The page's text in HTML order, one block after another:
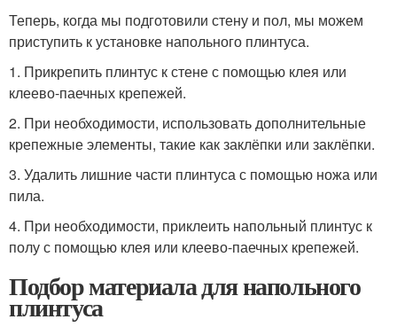
Теперь, когда мы подготовили стену и пол, мы можем
приступить к установке напольного плинтуса.
1. Прикрепить плинтус к стене с помощью клея или
клеево-паечных крепежей.
2. При необходимости, использовать дополнительные
крепежные элементы, такие как заклёпки или заклёпки.
3. Удалить лишние части плинтуса с помощью ножа или
пила.
4. При необходимости, приклеить напольный плинтус к
полу с помощью клея или клеево-паечных крепежей.
Подбор материала для напольного
плинтуса